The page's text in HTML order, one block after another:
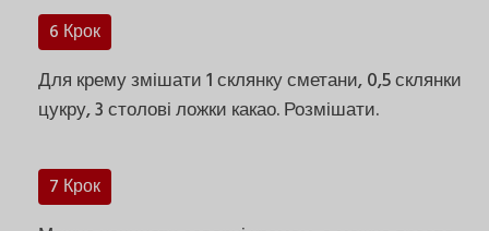
6 Крок
Для крему змішати 1 склянку сметани, 0,5 склянки
цукру, 3 столові ложки какао. Розмішати.
7 Крок